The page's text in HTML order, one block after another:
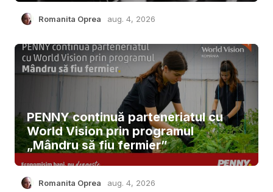
Romanita Oprea aug. 4, 2026
PENNY continuă parteneriatul cu
World Vision prin programul
„Mândru să fiu fermier”
Romanita Oprea aug. 4, 2026